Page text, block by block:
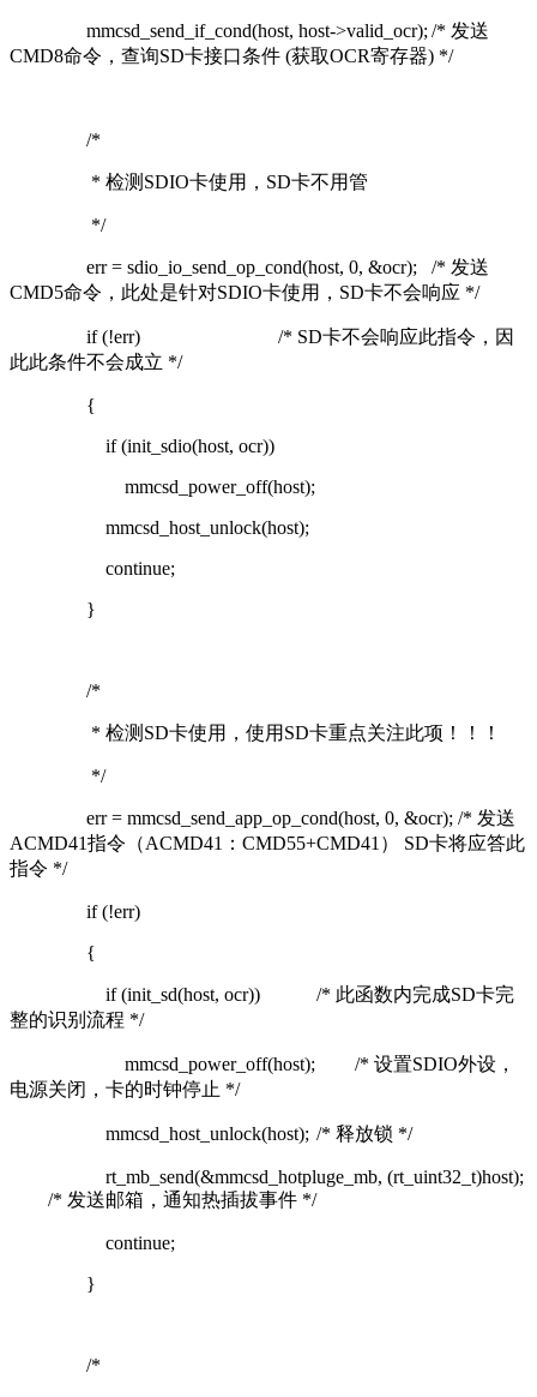
mmcsd_send_if_cond(host, host->valid_ocr); /* 发送
CMD8命令，查询SD卡接口条件 (获取OCR寄存器) */
/*
* 检测SDIO卡使用，SD卡不用管
*/
err = sdio_io_send_op_cond(host, 0, &ocr);
/* 发送
CMD5命令，此处是针对SDIO卡使用，SD卡不会响应 */
if (!err)
/* SD卡不会响应此指令，因
此此条件不会成立 */
{
if (init_sdio(host, ocr))
mmcsd_power_off(host);
mmcsd_host_unlock(host);
continue;
}
/*
* 检测SD卡使用，使用SD卡重点关注此项！！！
*/
err = mmcsd_send_app_op_cond(host, 0, &ocr); /* 发送
ACMD41指令（ACMD41：CMD55+CMD41） SD卡将应答此
指令 */
if (!err)
{
if (init_sd(host, ocr))
/* 此函数内完成SD卡完
整的识别流程 */
mmcsd_power_off(host);
/* 设置SDIO外设，
电源关闭，卡的时钟停止 */
mmcsd_host_unlock(host); /* 释放锁 */
rt_mb_send(&mmcsd_hotpluge_mb, (rt_uint32_t)host);
/* 发送邮箱，通知热插拔事件 */
continue;
}
/*